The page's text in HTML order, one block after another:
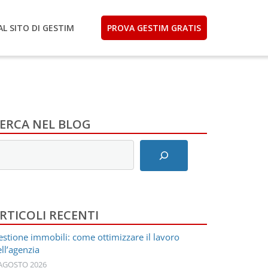
SITO DI GESTIM PROVA GESTIM GRATIS
NEL BLOG
RECENTI
immobili: come ottimizzare il lavoro
2026